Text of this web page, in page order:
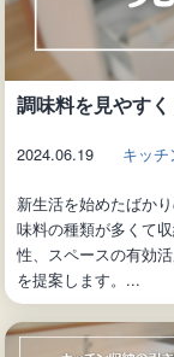
調味料を見やす
2024.06.19 キッチ
新生活を始めたばか
味料の種類が多くて
性、スペースの有効
を提案します。...